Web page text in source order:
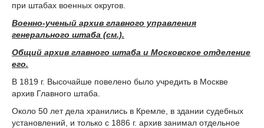
при штабах военных округов.
Военно-ученый архив главного управления
генерального штаба (см.).
Общий архив главного штаба и Московское отделение
его.
В 1819 г. Высочайше повелено было учредить в Москве
архив Главного штаба.
Около 50 лет дела хранились в Кремле, в здании судебных
установлений, и только с 1886 г. архив занимал отдельное